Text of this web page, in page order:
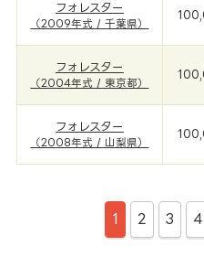
フォレスター
（2009年式 / 千葉県）
フォレスター
（2004年式 / 東京都）
フォレスター
（2008年式 / 山梨県）
1 2 3 4